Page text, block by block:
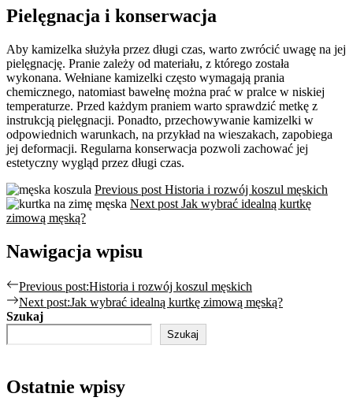
Pielęgnacja i konserwacja
Aby kamizelka służyła przez długi czas, warto zwrócić uwagę na jej
pielęgnację. Pranie zależy od materiału, z którego została
wykonana. Wełniane kamizelki często wymagają prania
chemicznego, natomiast bawełnę można prać w pralce w niskiej
temperaturze. Przed każdym praniem warto sprawdzić metkę z
instrukcją pielęgnacji. Ponadto, przechowywanie kamizelki w
odpowiednich warunkach, na przykład na wieszakach, zapobiega
jej deformacji. Regularna konserwacja pozwoli zachować jej
estetyczny wygląd przez długi czas.
Previous post Historia i rozwój koszul męskich
Next post Jak wybrać idealną kurtkę
zimową męską?
Nawigacja wpisu
Previous post:Historia i rozwój koszul męskich
Next post:Jak wybrać idealną kurtkę zimową męską?
Szukaj
Szukaj
Ostatnie wpisy